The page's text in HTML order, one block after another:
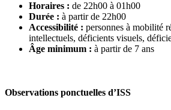
Horaires : de 22h00 à 01h00
Durée : à partir de 22h00
Accessibilité : personnes à mobilité
intellectuels, déficients visuels,
Âge minimum : à partir de 7 ans
Observations ponctuelles d’ISS